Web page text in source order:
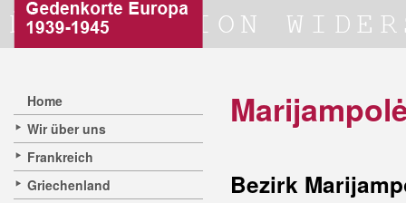
Home
Wir über uns
Frankreich
Griechenland
Bezirk